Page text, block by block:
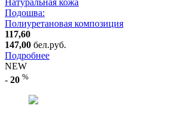
Натуральная кожа
Подошва:
Полиуретановая композиция
117,60
147,00 бел.руб.
Подробнее
NEW
- 20 %